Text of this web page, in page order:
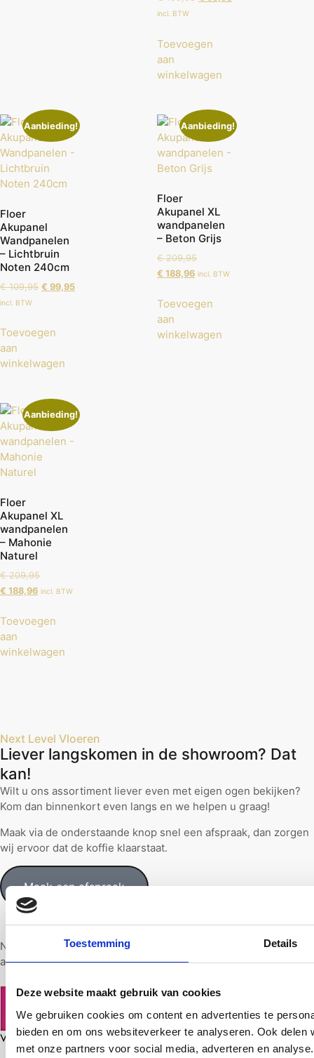
Toestemming Details
Deze website maakt gebruik van cookies
We gebruiken cookies om content en advertenties te
bieden en om ons websiteverkeer te analyseren. Ook
met onze partners voor social media, adverteren en
incl. BTW
Toevoegen
aan
winkelwagen
Aanbieding!
Floer
Akupanel
Wandpanelen
– Lichtbruin
Noten 240cm
€109,95 € 99,95
incl. BTW
Toevoegen
aan
winkelwagen
Aanbieding!
Floer
Akupanel XL
wandpanelen
– Beton Grijs
€209,95
€ 188,96 incl. BTW
Toevoegen
aan
winkelwagen
Aanbieding!
Floer
Akupanel XL
wandpanelen
– Mahonie
Naturel
€209,95
€ 188,96 incl. BTW
Toevoegen
aan
winkelwagen
Next Level Vloeren
Liever langskomen in de showroom? Dat
kan!
Wilt u ons assortiment liever even met eigen ogen bekijken?
Kom dan binnenkort even langs en we helpen u graag!
Maak via de onderstaande knop snel een afspraak, dan zorgen
wij ervoor dat de koffie klaarstaat.
Maak een afspraak
Next Level vloeren heeft al 15 jaar ervaring in het leveren en
aanleggen van top-kwaliteit vloeren.